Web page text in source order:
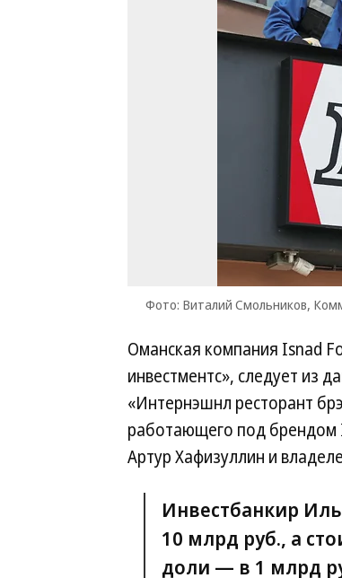
Фото: Виталий Смольников,
Оманская компания Isnad
инвестментс», следует из
«Интернэшнл ресторант
работающего под брендом
Артур Хафизуллин и
Инвестбанкир
10 млрд руб., а
доли — в 1 млрд